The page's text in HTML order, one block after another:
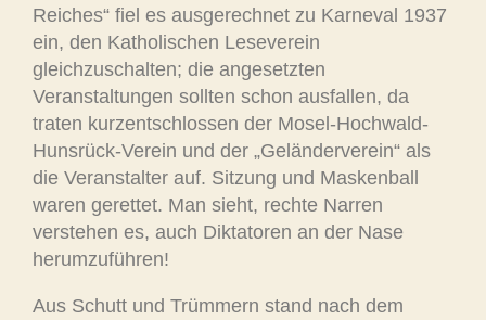
Reiches“ fiel es ausgerechnet zu Karneval 1937
ein, den Katholischen Leseverein
gleichzuschalten; die angesetzten
Veranstaltungen sollten schon ausfallen, da
traten kurzentschlossen der Mosel-Hochwald-
Hunsrück-Verein und der „Geländerverein“ als
die Veranstalter auf. Sitzung und Maskenball
waren gerettet. Man sieht, rechte Narren
verstehen es, auch Diktatoren an der Nase
herumzuführen!
Aus Schutt und Trümmern stand nach dem